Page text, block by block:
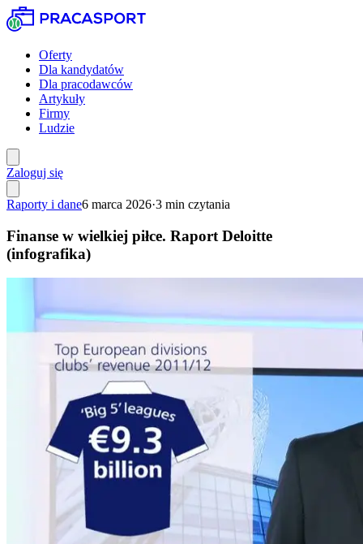
Oferty
Dla kandydatów
Dla pracodawców
Artykuły
Firmy
Ludzie
Zaloguj się
Raporty i dane6 marca 2026·3 min czytania
Finanse w wielkiej piłce. Raport Deloitte
(infografika)